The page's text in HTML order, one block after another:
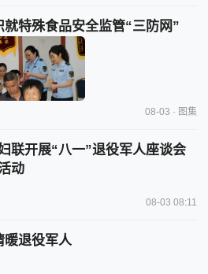
特殊食品安全监管“三防网”
08-03 · 图集
联开展“八一”退役军人座谈会
动
08-03 08:11
暖退役军人